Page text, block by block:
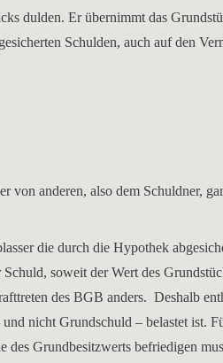
dulden. Er übernimmt das
Schulden, auch auf den
von anderen, also dem Schuldner,
die durch die Hypothek
soweit der Wert des
des BGB anders. Deshalb
nicht Grundschuld – belastet ist.
des Grundbesitzwerts befriedigen